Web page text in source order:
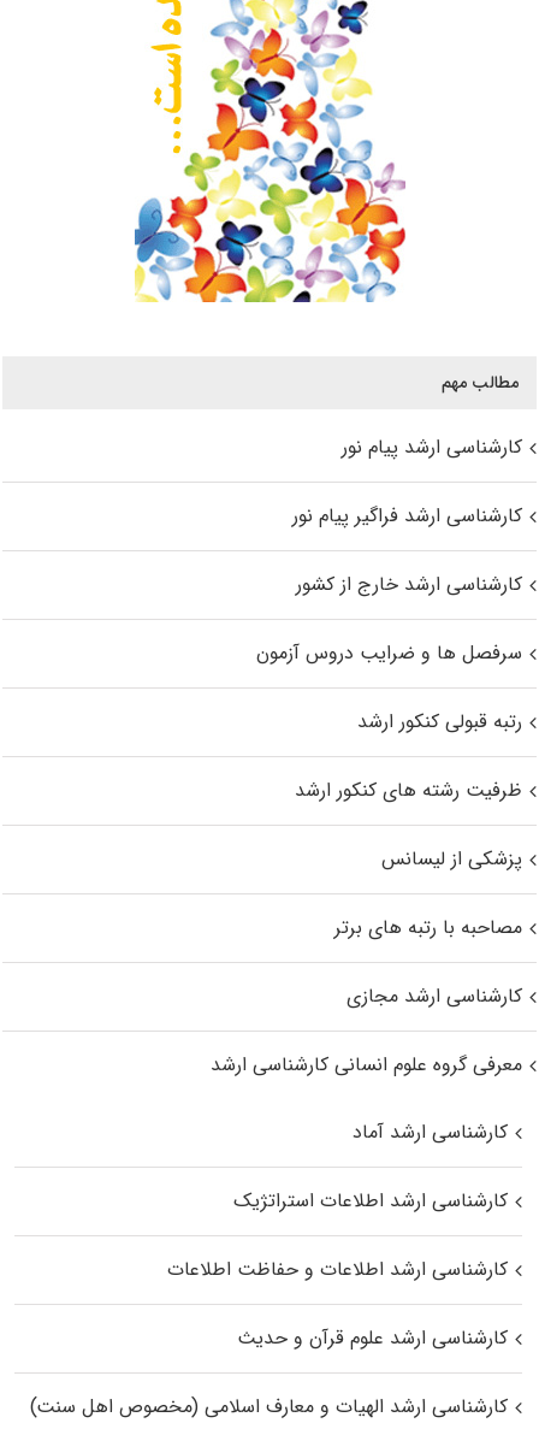
مطالب مهم
کارشناسی ارشد پیام نور
کارشناسی ارشد فراگیر پیام نور
کارشناسی ارشد خارج از کشور
سرفصل ها و ضرایب دروس آزمون
رتبه قبولی کنکور ارشد
ظرفیت رشته های کنکور ارشد
پزشکی از لیسانس
مصاحبه با رتبه های برتر
کارشناسی ارشد مجازی
معرفی گروه علوم انسانی کارشناسی ارشد
کارشناسی ارشد آماد
کارشناسی ارشد اطلاعات استراتژیک
کارشناسی ارشد اطلاعات و حفاظت اطلاعات
کارشناسی ارشد علوم قرآن و حدیث
کارشناسی ارشد الهیات و معارف اسلامی (مخصوص اهل سنت)